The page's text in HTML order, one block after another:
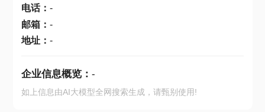
电话： -
邮箱： -
地址： -
企业信息概览： -
如上信息由AI大模型全网搜索生成，请甄别使用!